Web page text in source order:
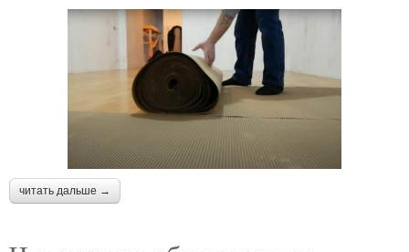
читать дальше →